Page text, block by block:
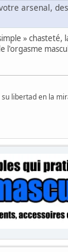
arsenal,
»
libertad en la